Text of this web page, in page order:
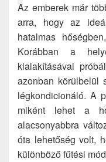
Az emberek már
arra, hogy az
hatalmas
Korábban a
kialakításával
azonban körülbelül
légkondicionáló. A
miként lehet a
alacsonyabbra
óta lehetőség volt,
különböző fűtési